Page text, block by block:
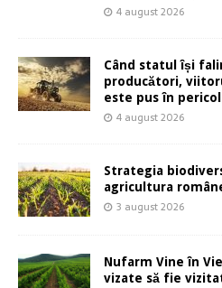
4 august 2026
Când statul își
producători,
este pus în pericol
4 august 2026
Strategia
agricultura
3 august 2026
Nufarm Vine în
vizate să fie